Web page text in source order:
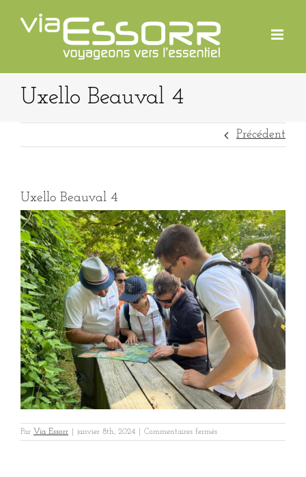
contenu
Uxello Beauval 4
Précédent
Uxello Beauval 4
Par Via Essorr janvier 8th, 2024 Commentaires ferméssur
Uxello